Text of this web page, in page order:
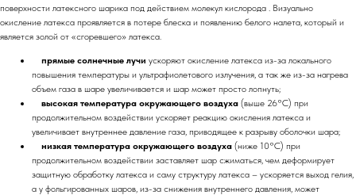
поверхности латексного шарика под действием молекул кислорода . Визуально
окисление латекса проявляется в потере блеска и появлению белого налета, который и
является золой от «сгоревшего» латекса.
прямые солнечные лучи ускоряют окисление латекса из-за локального
повышения температуры и ультрафиолетового излучения, а так же из-за нагрева
объем газа в шаре увеличивается и шар может просто лопнуть;
высокая температура окружающего воздуха (выше 26°C) при
продолжительном воздействии ускоряет реакцию окисления латекса и
увеличивает внутреннее давление газа, приводящее к разрыву оболочки шара;
низкая температура окружающего воздуха (ниже 10°C) при
продолжительном воздействии заставляет шар сжиматься, чем деформирует
защитную обработку латекса и саму структуру латекса – ускоряется выход гелия,
а у фольгированных шаров, из-за снижения внутреннего давления, может